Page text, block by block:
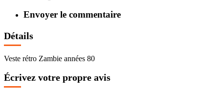
Envoyer le commentaire
Détails
Veste rétro Zambie années 80
Écrivez votre propre avis